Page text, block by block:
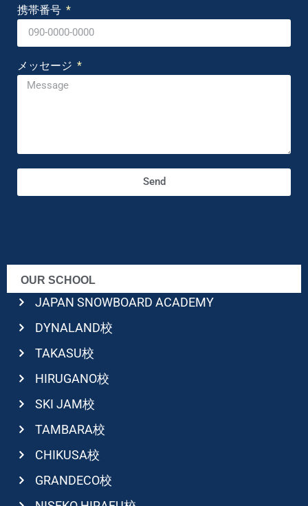
携帯番号
メッセージ
Send
OUR SCHOOL
JAPAN SNOWBOARD ACADEMY
DYNALAND校
TAKASU校
HIRUGANO校
SKI JAM校
TAMBARA校
CHIKUSA校
GRANDECO校